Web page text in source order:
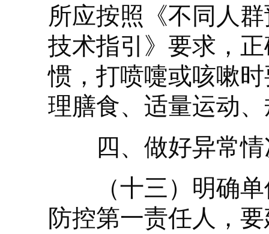
所应按照《不同人
技术指引》要求，
惯，打喷嚏或咳嗽
理膳食、适量运动
四、做好异常情
（十三）明确单
防控第一责任人，